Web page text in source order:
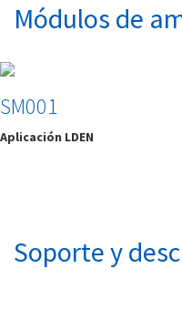
Módulos de
SM001
Aplicación LDEN
Soporte y